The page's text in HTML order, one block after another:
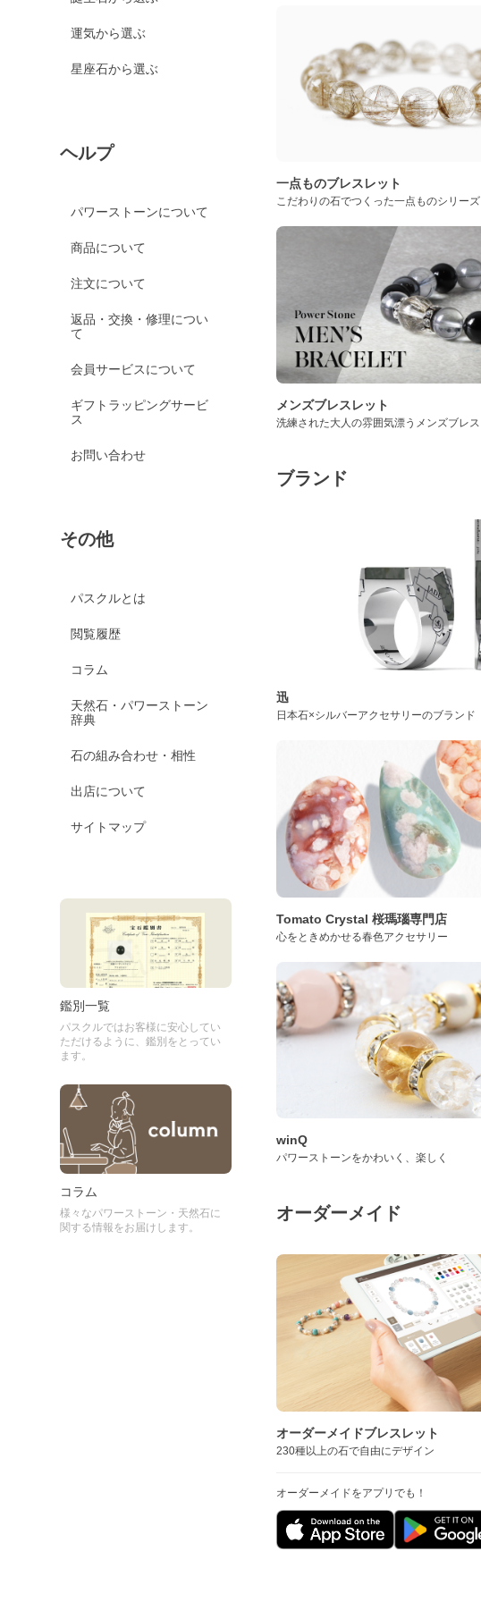
運気から選ぶ
星座石から選ぶ
ヘルプ
パワーストーンについて
商品について
注文について
返品・交換・修理につい
て
会員サービスについて
ギフトラッピングサービ
ス
お問い合わせ
その他
パスクルとは
閲覧履歴
コラム
天然石・パワーストーン
辞典
石の組み合わせ・相性
出店について
サイトマップ
鑑別一覧
パスクルではお客様に安心してい
ただけるように、鑑別をとってい
ます。
コラム
様々なパワーストーン・天然石に
関する情報をお届けします。
一点ものブレスレット
こだわりの石でつくった一点ものシリーズ
メンズブレスレット
洗練された大人の雰囲気漂うメンズブレス
ブランド
迅
日本石×シルバーアクセサリーのブランド
Tomato Crystal 桜瑪瑙専門店
心をときめかせる春色アクセサリー
winQ
パワーストーンをかわいく、楽しく
オーダーメイド
オーダーメイドブレスレット
230種以上の石で自由にデザイン
オーダーメイドをアプリでも！